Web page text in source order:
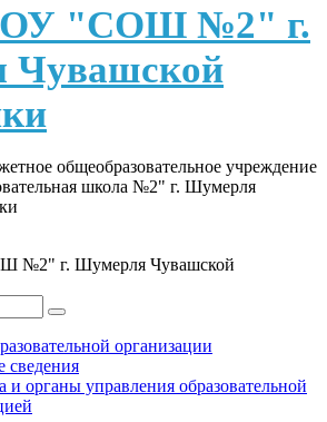
"СОШ №2" г.
Чувашской
общеобразовательное учреждение
школа №2" г. Шумерля
организации
сведения
и органы управления образовательной